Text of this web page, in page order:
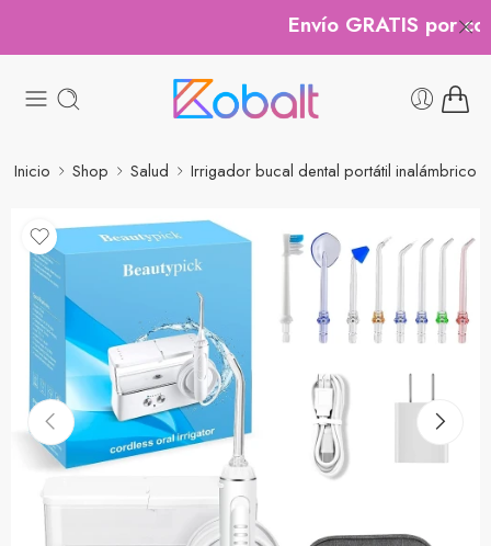
Envío GRATIS por
Inicio Shop Salud Irrigador bucal dental portátil inalámbrico